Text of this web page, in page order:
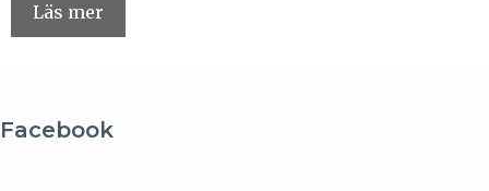
Läs mer
Facebook